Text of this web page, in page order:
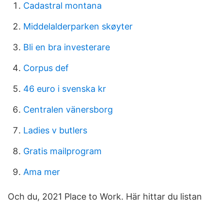
Cadastral montana
Middelalderparken skøyter
Bli en bra investerare
Corpus def
46 euro i svenska kr
Centralen vänersborg
Ladies v butlers
Gratis mailprogram
Ama mer
Och du, 2021 Place to Work. Här hittar du listan